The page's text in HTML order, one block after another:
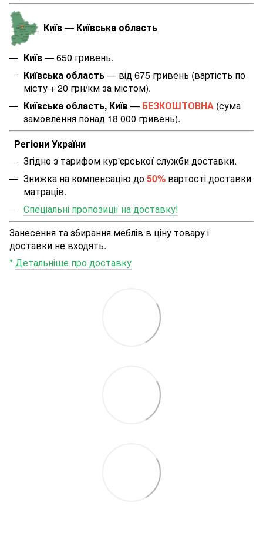
Київ — Київська область
Київ— 650 гривень.
Київська область— від 675 гривень (вартість по
місту + 20 грн/км за містом).
Київська область, Київ— БЕЗКОШТОВНА (сума
замовлення понад 18 000 гривень).
Регіони України
Згідно з тарифом кур'єрської служби доставки.
Знижка на компенсацію до50% вартості доставки
матраців.
Спеціальні пропозиції на доставку!
Занесення та збирання меблів в ціну товару і
доставки не входять.
*Детальніше про доставку